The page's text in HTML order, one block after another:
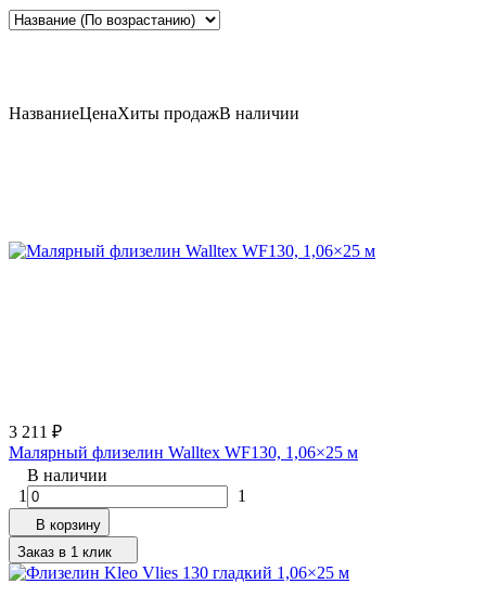
НазваниеЦенаХиты продажВ наличии
3 211 ₽
Малярный флизелин Walltex WF130, 1,06×25 м
В наличии
1
1
В корзину
Заказ в 1 клик